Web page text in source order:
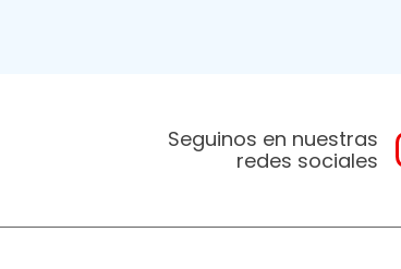
Seguinos en nuestras
redes sociales